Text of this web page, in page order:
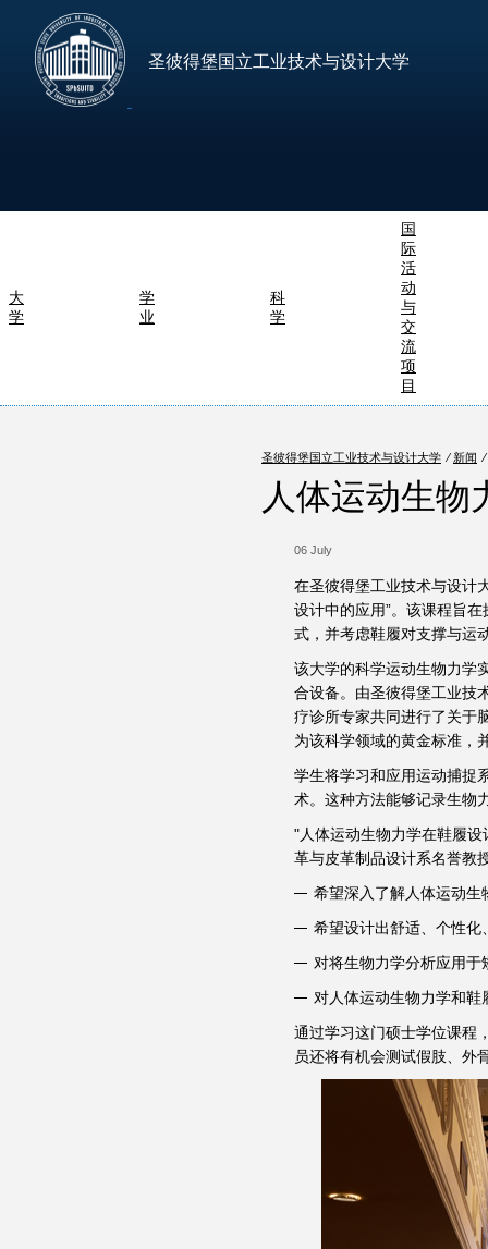
圣彼得堡国立工业技术与设计大学
大
学
学
业
科
学
国
际
活
动
与
交
流
项
目
圣彼得堡国立工业技术与设计大学 ⁄ 新闻 ⁄
人体运动生物
06 July
在圣彼得堡工业技术与设计
设计中的应用”。该课程旨
式，并考虑鞋履对支撑与运
该大学的科学运动生物力学
合设备。由圣彼得堡工业技
疗诊所专家共同进行了关于
为该科学领域的黄金标准，
学生将学习和应用运动捕捉
术。这种方法能够记录生物
"人体运动生物力学在鞋履
革与皮革制品设计系名誉教
希望深入了解人体运动
希望设计出舒适、个性
对将生物力学分析应用
对人体运动生物力学和
通过学习这门硕士学位课程
员还将有机会测试假肢、外